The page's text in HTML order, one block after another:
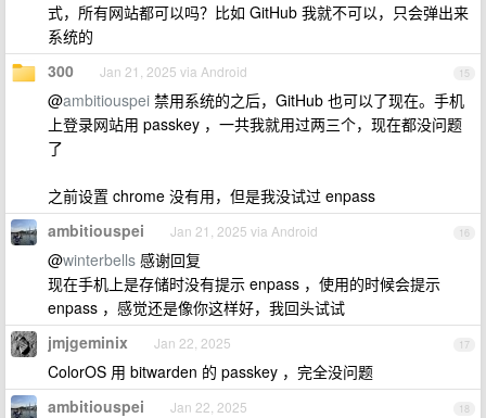
式，所有网站都可以吗？比如 GitHub 我就不可以，只会弹出来
系统的
15
300 Jan 21, 2025 via Android
@ambitiouspei 禁用系统的之后，GitHub 也可以了现在。手机
上登录网站用 passkey ，一共我就用过两三个，现在都没问题
了
之前设置 chrome 没有用，但是我没试过 enpass
16
ambitiouspei Jan 21, 2025 via Android
@winterbells 感谢回复
现在手机上是存储时没有提示 enpass ，使用的时候会提示
enpass ，感觉还是像你这样好，我回头试试
17
jmjgeminix Jan 22, 2025
ColorOS 用 bitwarden 的 passkey ，完全没问题
18
ambitiouspei Jan 22, 2025